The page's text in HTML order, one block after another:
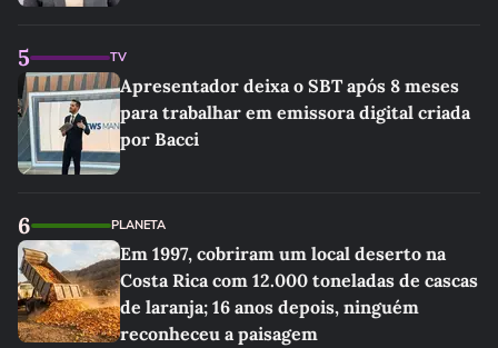
5 TV
Apresentador deixa o SBT após 8 meses
para trabalhar em emissora digital criada
por Bacci
6 PLANETA
Em 1997, cobriram um local deserto na
Costa Rica com 12.000 toneladas de cascas
de laranja; 16 anos depois, ninguém
reconheceu a paisagem